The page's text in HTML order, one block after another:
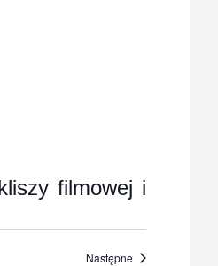
filmowej i
NastępneWydarzenia